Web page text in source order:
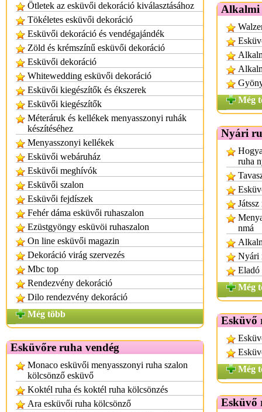
Ötletek az esküvői dekoráció kiválasztásához
Tökéletes esküvői dekoráció
Esküvői dekoráció és vendégajándék
Zöld és krémszínű esküvői dekoráció
Esküvői dekoráció
Whitewedding esküvői dekoráció
Esküvői kiegészítők és ékszerek
Esküvői kiegészítők
Méteráruk és kellékek menyasszonyi ruhák
készítéséhez
Menyasszonyi kellékek
Esküvői webáruház
Esküvői meghívók
Esküvői szalon
Esküvői fejdíszek
Fehér dáma esküvői ruhaszalon
Ezüstgyöngy esküvöi ruhaszalon
On line esküvői magazin
Dekoráció virág szervezés
Mbc top
Rendezvény dekoráció
Dilo rendezvény dekoráció
Még több
Esküvőre ruha vendég
Monaco esküvői menyasszonyi ruha szalon
kölcsönző esküvő
Koktél ruha és koktél ruha kölcsönzés
Ara esküvői ruha kölcsönző
Alkalmi
Még
Nyári
ruha
nmá
Nyári
Eladó
Még
Esküvő
Még
Esküvő